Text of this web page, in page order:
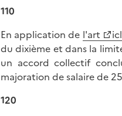
110
En application de l'art
du dixième et dans la
un accord collectif
majoration de salaire de
120